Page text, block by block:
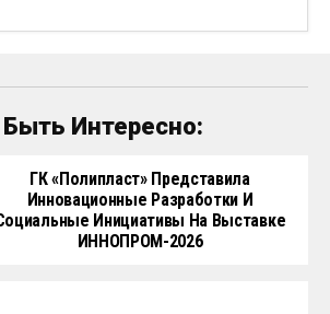
Интересно:
ГК «Полипласт» Представила
Инновационные Разработки И
Инициативы На Выставке
ИННОПРОМ-2026